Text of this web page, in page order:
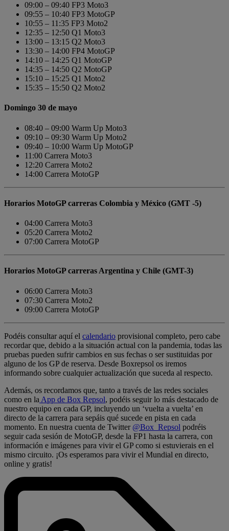
09:00 – 09:40 FP3 Moto3
09:55 – 10:40 FP3 MotoGP
10:55 – 11:35 FP3 Moto2
12:35 – 12:50 Q1 Moto3
13:00 – 13:15 Q2 Moto3
13:30 – 14:00 FP4 MotoGP
14:10 – 14:25 Q1 MotoGP
14:35 – 14:50 Q2 MotoGP
15:10 – 15:25 Q1 Moto2
15:35 – 15:50 Q2 Moto2
Domingo 30 de mayo
08:40 – 09:00 Warm Up Moto3
09:10 – 09:30 Warm Up Moto2
09:40 – 10:00 Warm Up MotoGP
11:00 Carrera Moto3
12:20 Carrera Moto2
14:00 Carrera MotoGP
Horarios MotoGP carreras Colombia y México (GMT -5)
04:00 Carrera Moto3
05:20 Carrera Moto2
07:00 Carrera MotoGP
Horarios MotoGP carreras Argentina y Chile (GMT-3)
06:00 Carrera Moto3
07:30 Carrera Moto2
09:00 Carrera MotoGP
Podéis consultar aquí el calendario provisional completo, pero cabe
recordar que, debido a la situación actual con la pandemia, todas las
pruebas pueden sufrir cambios en sus fechas o ser sustituidas por
alguno de los GP de reserva. Desde Boxrepsol os iremos
informando sobre cualquier actualización que suceda al respecto.
Además, os recordamos que, tanto a través de las redes sociales
como en la App de Box Repsol, podéis seguir lo más destacado de
nuestro equipo en cada GP, incluyendo un ‘vuelta a vuelta’ en
directo de la carrera para sepáis qué sucede en pista en cada
momento. En nuestra cuenta de Twitter @Box_Repsol podréis
seguir cada sesión de MotoGP, desde la FP1 hasta la carrera, con
información e imágenes para vivir el GP como si estuvierais en el
mismo circuito. ¡Os esperamos para vivir el Mundial en directo,
online y gratis!